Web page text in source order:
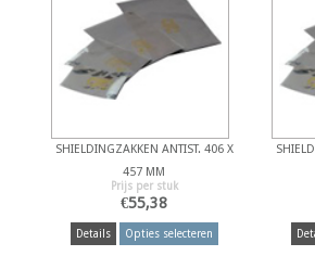
SHIELDINGZAKKEN ANTIST. 406 X
457 MM
Prijs per stuk
€55,38
Details Opties selecteren